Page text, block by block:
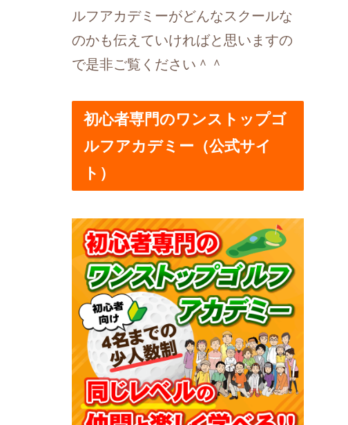
ルフアカデミーがどんなスクールな
のかも伝えていければと思いますの
で是非ご覧ください＾＾
初心者専門のワンストップゴ
ルフアカデミー（公式サイ
ト）